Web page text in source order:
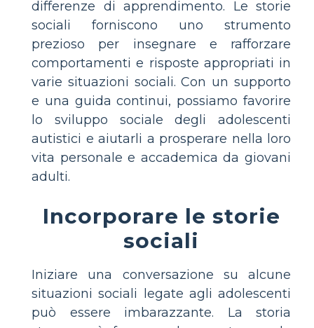
differenze di apprendimento. Le storie
sociali forniscono uno strumento
prezioso per insegnare e rafforzare
comportamenti e risposte appropriati in
varie situazioni sociali. Con un supporto
e una guida continui, possiamo favorire
lo sviluppo sociale degli adolescenti
autistici e aiutarli a prosperare nella loro
vita personale e accademica da giovani
adulti.
Incorporare le storie
sociali
Iniziare una conversazione su alcune
situazioni sociali legate agli adolescenti
può essere imbarazzante. La storia